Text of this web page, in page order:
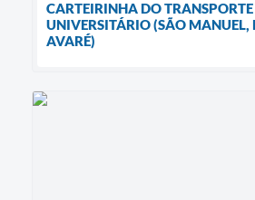
CARTEIRINHA DO TRANSPORTE
UNIVERSITÁRIO (SÃO MANUEL,
AVARÉ)